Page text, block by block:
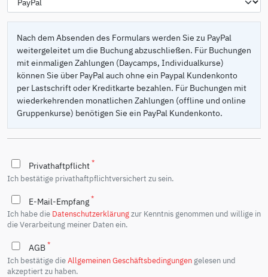
Nach dem Absenden des Formulars werden Sie zu PayPal
weitergeleitet um die Buchung abzuschließen. Für Buchungen
mit einmaligen Zahlungen (Daycamps, Individualkurse)
können Sie über PayPal auch ohne ein Paypal Kundenkonto
per Lastschrift oder Kreditkarte bezahlen. Für Buchungen mit
wiederkehrenden monatlichen Zahlungen (offline und online
Gruppenkurse) benötigen Sie ein PayPal Kundenkonto.
Privathaftpflicht *
Ich bestätige privathaftpflichtversichert zu sein.
E-Mail-Empfang *
Ich habe die Datenschutzerklärungzur Kenntnis genommen und willige in
die Verarbeitung meiner Daten ein.
AGB *
Ich bestätige dieAllgemeinen Geschäftsbedingungen gelesen und
akzeptiert zu haben.